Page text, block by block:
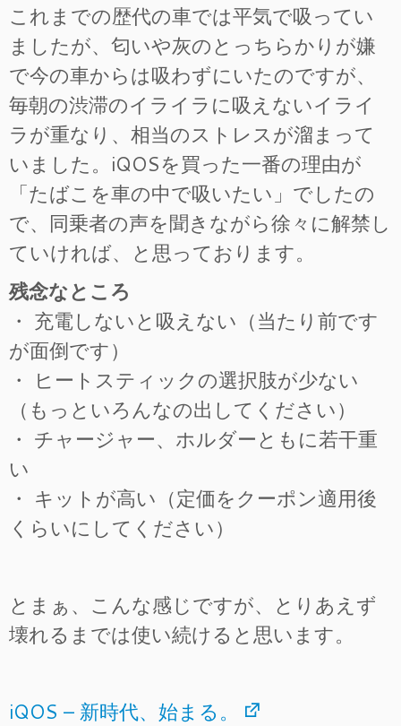
これまでの歴代の車では平気で吸ってい
ましたが、匂いや灰のとっちらかりが嫌
で今の車からは吸わずにいたのですが、
毎朝の渋滞のイライラに吸えないイライ
ラが重なり、相当のストレスが溜まって
いました。iQOSを買った一番の理由が
「たばこを車の中で吸いたい」でしたの
で、同乗者の声を聞きながら徐々に解禁し
ていければ、と思っております。
残念なところ
・ 充電しないと吸えない（当たり前です
が面倒です）
・ ヒートスティックの選択肢が少ない
（もっといろんなの出してください）
・ チャージャー、ホルダーともに若干重
い
・ キットが高い（定価をクーポン適用後
くらいにしてください）
とまぁ、こんな感じですが、とりあえず
壊れるまでは使い続けると思います。
iQOS – 新時代、始まる。